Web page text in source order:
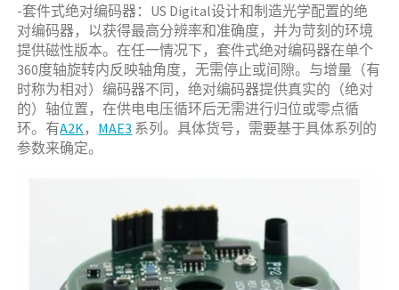
-套件式绝对编码器：US Digital设计和制造光学配置的绝
对编码器，以获得最高分辨率和准确度，并为苛刻的环境
提供磁性版本。在任一情况下，套件式绝对编码器在单个
360度轴旋转内反映轴角度，无需停止或间隙。与增量（有
时称为相对）编码器不同，绝对编码器提供真实的（绝对
的）轴位置，在供电电压循环后无需进行归位或零点循
环。有A2K ， MAE3 系列。具体货号，需要基于具体系列的
参数来确定。